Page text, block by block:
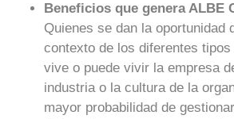
Beneficios que genera ALBE
Quienes se dan la oportunidad
contexto de los diferentes
vive o puede vivir la empresa
industria o la cultura de la
mayor probabilidad de